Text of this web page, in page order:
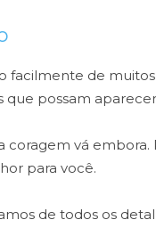
facilmente de
que possam
vá embora.
para você.
de todos os